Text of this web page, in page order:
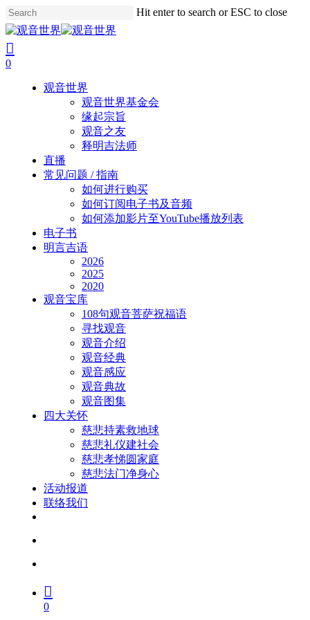
Skip
to
main
content
Hit enter to search or ESC to close
Close
Search
search
account
0
观音世界
观音世界基金会
缘起宗旨
观音之友
释明吉法师
直播
常见问题 / 指南
如何进行购买
如何订阅电子书及音频
如何添加影片至YouTube播放列表
电子书
明言吉语
2026
2025
2020
观音宝库
108句观音菩萨祝福语
寻找观音
观音介绍
观音经典
观音感应
观音典故
观音图集
四大关怀
慈悲持素救地球
慈悲礼仪建社会
慈悲孝悌圆家庭
慈悲法门净身心
活动报道
联络我们
0